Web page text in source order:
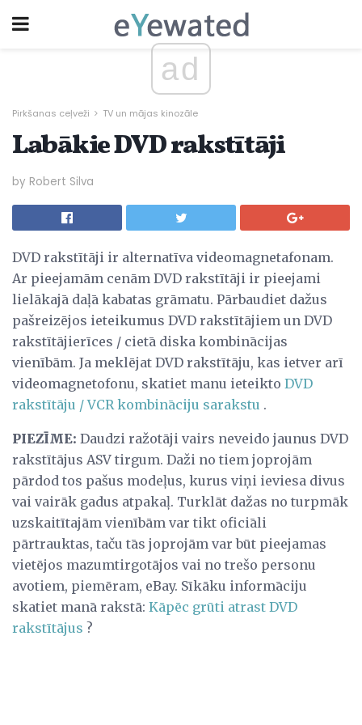
ad
Pirkšanas ceļveži TV un mājas kinozāle
Labākie DVD rakstītāji
by Robert Silva
DVD rakstītāji ir alternatīva videomagnetafonam.
Ar pieejamām cenām DVD rakstītāji ir pieejami
lielākajā daļā kabatas grāmatu. Pārbaudiet dažus
pašreizējos ieteikumus DVD rakstītājiem un DVD
rakstītājierīces / cietā diska kombinācijas
vienībām. Ja meklējat DVD rakstītāju, kas ietver arī
videomagnetofonu, skatiet manu ieteikto DVD
rakstītāju / VCR kombināciju sarakstu .
PIEZĪME: Daudzi ražotāji vairs neveido jaunus DVD
rakstītājus ASV tirgum. Daži no tiem joprojām
pārdod tos pašus modeļus, kurus viņi ieviesa divus
vai vairāk gadus atpakaļ. Turklāt dažas no turpmāk
uzskaitītajām vienībām var tikt oficiāli
pārtrauktas, taču tās joprojām var būt pieejamas
vietējos mazumtirgotājos vai no trešo personu
avotiem, piemēram, eBay. Sīkāku informāciju
skatiet manā rakstā: Kāpēc grūti atrast DVD
rakstītājus ?